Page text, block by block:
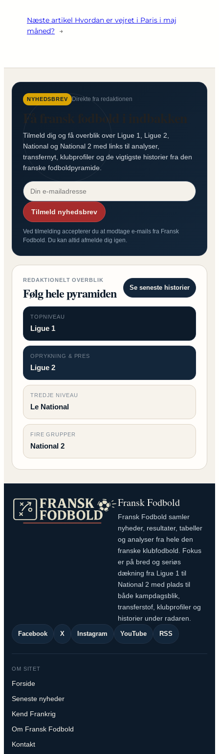
Næste artikel Hvordan er vejret i Paris i maj
måned?
→
NYHEDSBREV Direkte fra redaktionen
Få fransk fodbold i indbakken
Tilmeld dig og få overblik over Ligue 1, Ligue 2,
National og National 2 med links til analyser,
transfernyt, klubprofiler og de vigtigste historier fra den
franske fodboldpyramide.
Tilmeld nyhedsbrev
Ved tilmelding accepterer du at modtage e-mails fra Fransk
Fodbold. Du kan altid afmelde dig igen.
REDAKTIONELT OVERBLIK
Følg hele pyramiden Se seneste historier
TOPNIVEAU
Ligue 1
OPRYKNING & PRES
Ligue 2
TREDJE NIVEAU
Le National
FIRE GRUPPER
National 2
Fransk Fodbold
Fransk Fodbold samler
nyheder, resultater, tabeller
og analyser fra hele den
franske klubfodbold. Fokus
er på bred og seriøs
dækning fra Ligue 1 til
National 2 med plads til
både kampdagsblik,
transferstof, klubprofiler og
historier under radaren.
Facebook X Instagram YouTube RSS
OM SITET
Forside
Seneste nyheder
Kend Frankrig
Om Fransk Fodbold
Kontakt